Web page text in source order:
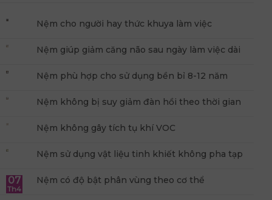
Nệm cho người hay thức khuya làm việc
Nệm giúp giảm căng não sau ngày làm việc dài
Nệm phù hợp cho sử dụng bền bỉ 8-12 năm
Nệm không bị suy giảm đàn hồi theo thời gian
Nệm không gây tích tụ khí VOC
Nệm sử dụng vật liệu tinh khiết không pha tạp
07
Th4
Nệm có độ bật phân vùng theo cơ thể